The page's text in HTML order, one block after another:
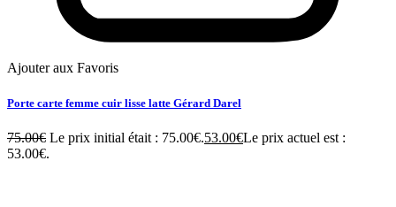
Ajouter aux Favoris
Porte carte femme cuir lisse latte Gérard Darel
75.00€ Le prix initial était : 75.00€.53.00€Le prix actuel est :
53.00€.